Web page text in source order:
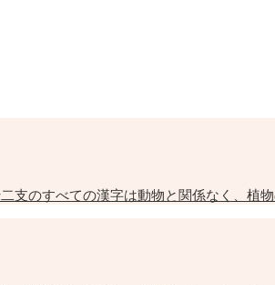
支のすべての漢字は動物と関係なく、植